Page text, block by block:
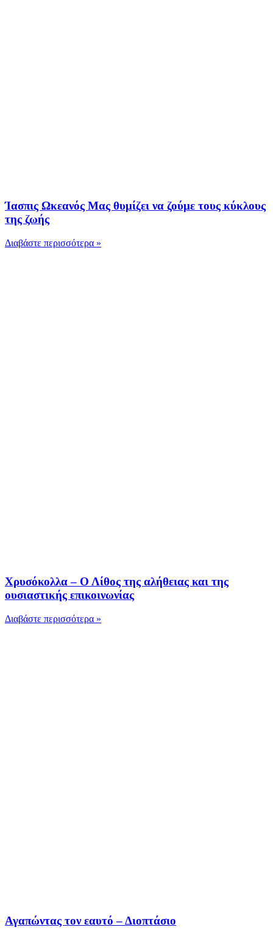
Ίασπις Ωκεανός Μας θυμίζει να ζούμε τους κύκλους
της ζωής
Διαβάστε περισσότερα »
Χρυσόκολλα – Ο Λίθος της αλήθειας και της
ουσιαστικής επικοινωνίας
Διαβάστε περισσότερα »
Αγαπώντας τον εαυτό – Διοπτάσιο